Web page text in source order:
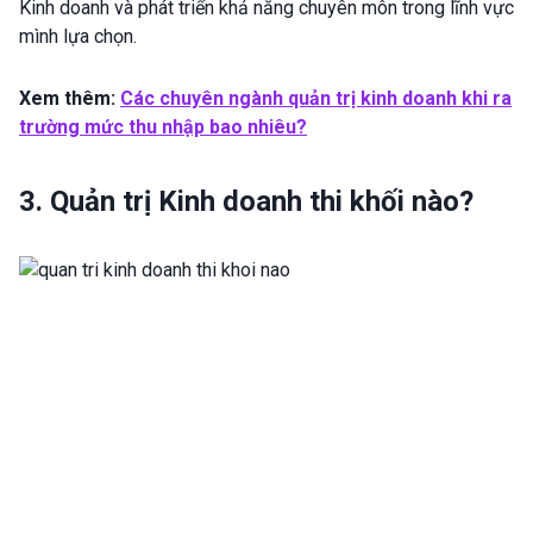
Kinh doanh và phát triển khả năng chuyên môn trong lĩnh vực
mình lựa chọn.
Xem thêm: Các chuyên ngành quản trị kinh doanh khi ra
trường mức thu nhập bao nhiêu?
3. Quản trị Kinh doanh thi khối nào?